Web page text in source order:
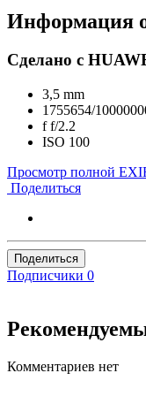
Информация
Сделано с
3,5 mm
1755654/
ff/2.2
ISO 100
Просмотр полной
Поделиться
Поделиться
Подписчики 0
Комментариев нет